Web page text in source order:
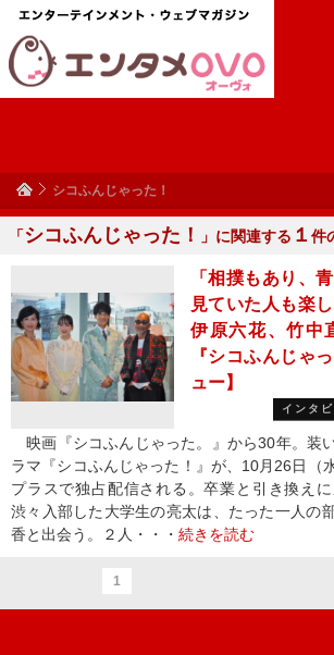
シコふんじゃった！
「シコふんじゃった！ 」に関連する １ 件
「相撲もあり、
見ていた人も楽
伊原六花、竹
『シコふんじゃ
ュー】
インタ
映画『シコふんじゃった。』から30年。装
ラマ『シコふんじゃった！』が、10月26日（
プラスで独占配信される。卒業と引き換え
渋々入部した大学生の亮太は、たった一人の
香と出会う。２人・・・ 続きを読む
1